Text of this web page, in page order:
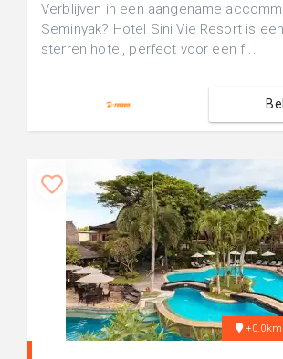
Verblijven in een aangename
Seminyak? Hotel Sini Vie Resort is
sterren hotel, perfect voor een f...